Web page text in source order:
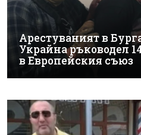
Арестуваният в
Украйна ръководел
в Европейския съюз